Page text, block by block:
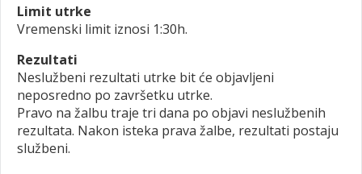
Limit utrke
Vremenski limit iznosi 1:30h.
Rezultati
Neslužbeni rezultati utrke bit će objavljeni
neposredno po završetku utrke.
Pravo na žalbu traje tri dana po objavi neslužbenih
rezultata. Nakon isteka prava žalbe, rezultati postaju
službeni.